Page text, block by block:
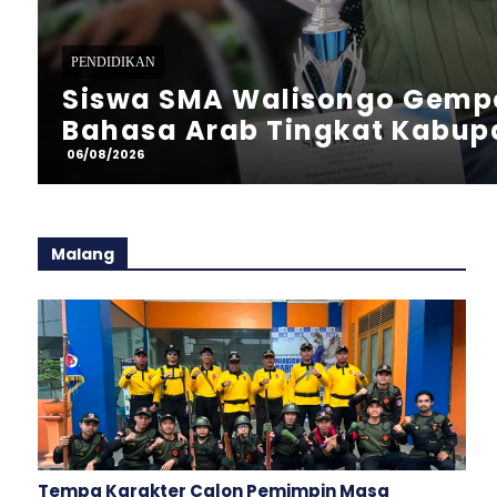
PENDIDIKAN
Program Double Track
Siswa Siap Kuliah dan Kerja
06/08/2026
Malang
Tempa Karakter Calon Pemimpin Masa